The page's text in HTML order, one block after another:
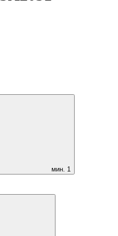
мин. 1